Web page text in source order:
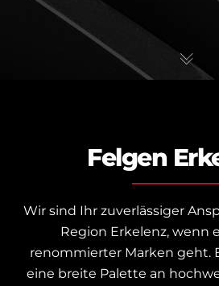
Felgen
Wir sind Ihr zuverlässiger
Region Erkelenz, wenn
renommierter Marken geht.
eine breite Palette an